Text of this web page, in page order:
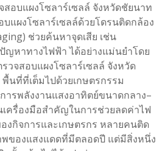
สอบแผงโซลาร์เซลล์ จังหวัดชัยนาท
แผงโซลาร์เซลล์ด้วยโดรนติดกล้อง
ช่วยค้นหาจุดเสีย เช่น
ญหาทางไฟฟ้า ได้อย่างแม่นยำโดย
วจสอบแผงโซลาร์เซลล์ จังหวัด
นที่ที่เต็มไปด้วยเกษตรกรรม
ารพลังงานแสงอาทิตย์ขนาดกลาง–
เครื่องมือสำคัญในการช่วยลดค่าไฟ
งกิจการและเกษตรกร หลายคนติด
พของแสงแดดที่มีตลอดปี แต่มีสิ่งหนึ่ง